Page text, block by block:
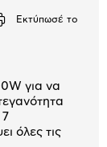
Εκτύπωσέ το
για να
όλες τις